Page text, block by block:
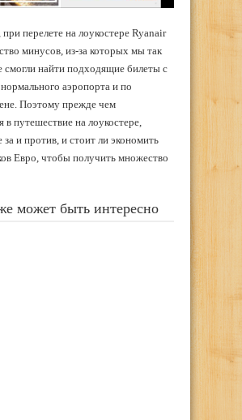
перелете на лоукостере Ryanair
минусов, из-за которых мы так
смогли найти подходящие билеты с
аэропорта и по
Поэтому прежде чем
в путешествие на лоукостере,
за и против, и стоит ли экономить
Евро, чтобы получить множество
может быть интересно